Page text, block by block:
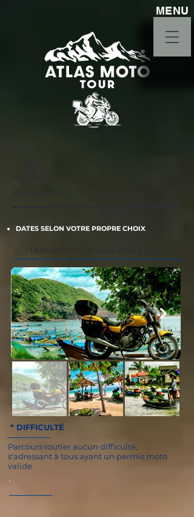
MENU
DATES SELON VOTRE PROPRE CHOIX
* DIFFICULTÉ
Parcours routier aucun difficulté,
s'adressant à tous ayant un permis moto
valide